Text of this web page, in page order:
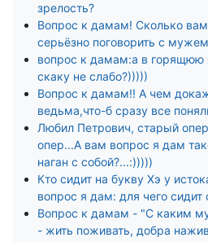
зрелость?
Вопрос к дамам! Сколько
серьёзно поговорить с
вопрос к дамам:а в горящюю
скаку не слабо?)))))
Вопрос к дамам!! А чем
ведьма,что-б сразу все
Любил Петрович, старый
опер...А вам вопрос я дам
наган с собой?...:)))))
Кто сидит на букву Хэ у
вопрос я дам: для чего сидит
Вопрос к дамам - "С каким
- жить поживать, добра